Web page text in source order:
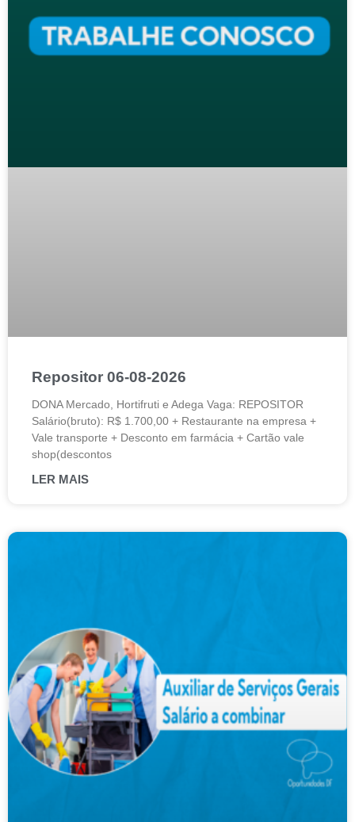
Repositor 06-08-2026
DONA Mercado, Hortifruti e Adega Vaga: REPOSITOR
Salário(bruto): R$ 1.700,00 + Restaurante na empresa +
Vale transporte + Desconto em farmácia + Cartão vale
shop(descontos
LER MAIS